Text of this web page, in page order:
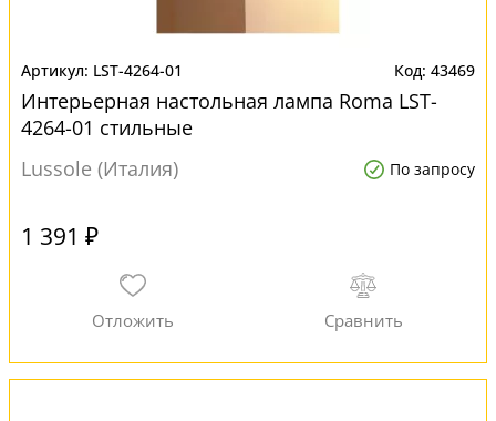
LST-4264-01 43469
Интерьерная настольная лампа Roma LST-
4264-01 стильные
Lussole (Италия)
По запросу
1 391 ₽